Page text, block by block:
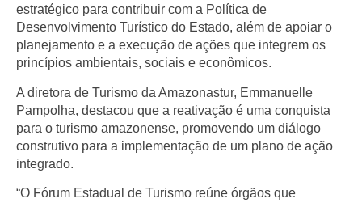
estratégico para contribuir com a Política de
Desenvolvimento Turístico do Estado, além de apoiar o
planejamento e a execução de ações que integrem os
princípios ambientais, sociais e econômicos.
A diretora de Turismo da Amazonastur, Emmanuelle
Pampolha, destacou que a reativação é uma conquista
para o turismo amazonense, promovendo um diálogo
construtivo para a implementação de um plano de ação
integrado.
“O Fórum Estadual de Turismo reúne órgãos que